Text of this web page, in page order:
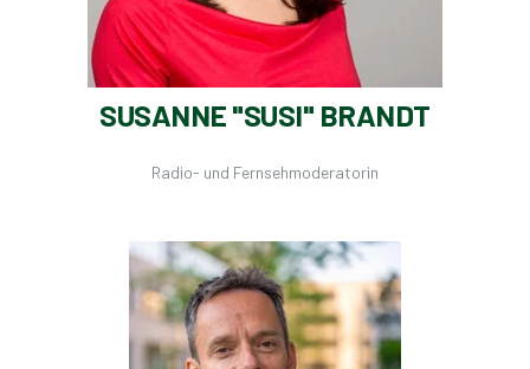
SUSANNE "SUSI" BRANDT
Radio- und Fernsehmoderatorin